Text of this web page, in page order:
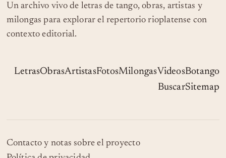
Un archivo vivo de letras de tango, obras, artistas y
milongas para explorar el repertorio rioplatense con
contexto editorial.
LetrasObrasArtistasFotosMilongasVideosBotango
BuscarSitemap
Contacto y notas sobre el proyecto